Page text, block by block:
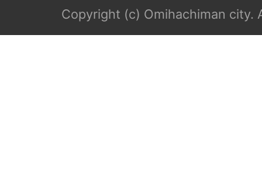
Copyright (c) Omihachiman city.